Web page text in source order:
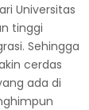
Universitas
tinggi
Sehingga
cerdas
ada di